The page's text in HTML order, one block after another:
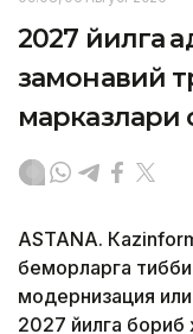
2027 йилга
замонавий
марказлари
ASTANА.
беморларга
модернизация
2027 йилга бориб